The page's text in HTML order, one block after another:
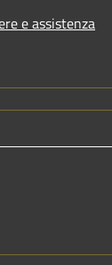
e assistenza